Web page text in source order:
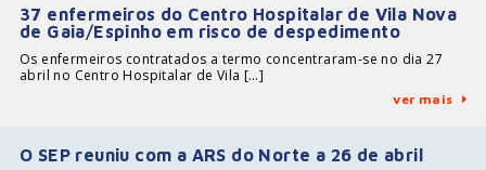
37 enfermeiros do Centro Hospitalar de Vila Nova
de Gaia/Espinho em risco de despedimento
Os enfermeiros contratados a termo concentraram-se no dia 27
abril no Centro Hospitalar de Vila […]
ver mais
O SEP reuniu com a ARS do Norte a 26 de abril